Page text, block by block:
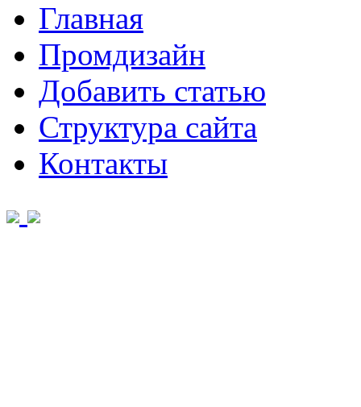
Главная
Промдизайн
Добавить статью
Структура сайта
Контакты